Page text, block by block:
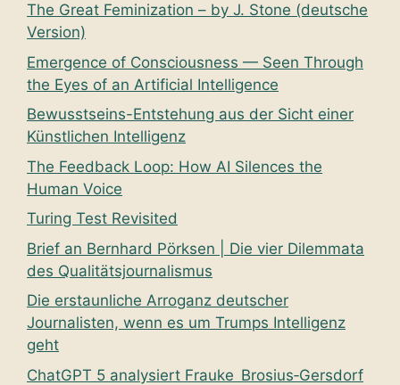
The Great Feminization – by J. Stone (deutsche
Version)
Emergence of Consciousness — Seen Through
the Eyes of an Artificial Intelligence
Bewusstseins-Entstehung aus der Sicht einer
Künstlichen Intelligenz
The Feedback Loop: How AI Silences the
Human Voice
Turing Test Revisited
Brief an Bernhard Pörksen | Die vier Dilemmata
des Qualitätsjournalismus
Die erstaunliche Arroganz deutscher
Journalisten, wenn es um Trumps Intelligenz
geht
ChatGPT 5 analysiert Frauke Brosius‑Gersdorf